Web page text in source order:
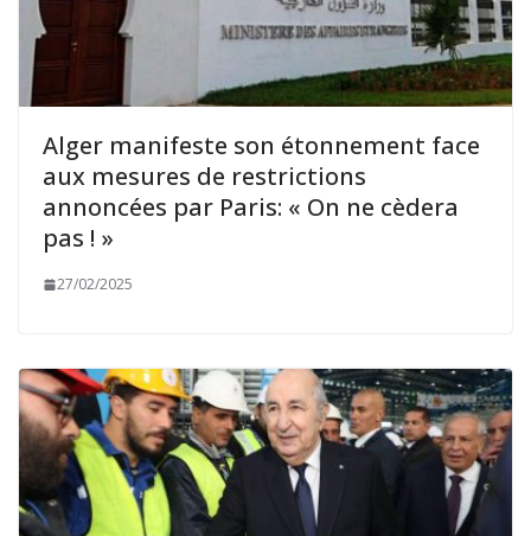
Alger manifeste son étonnement face
aux mesures de restrictions
annoncées par Paris: « On ne cèdera
pas ! »
27/02/2025